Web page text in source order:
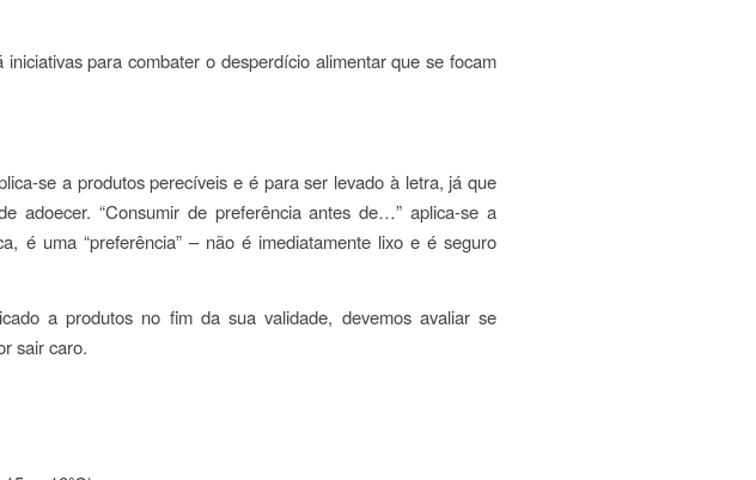
para combater o desperdício alimentar que se focam
se a produtos perecíveis e é para ser levado à letra, já que
adoecer. “Consumir de preferência antes de…” aplica-se a
é uma “preferência” – não é imediatamente lixo e é seguro
a produtos no fim da sua validade, devemos avaliar se
sair caro.